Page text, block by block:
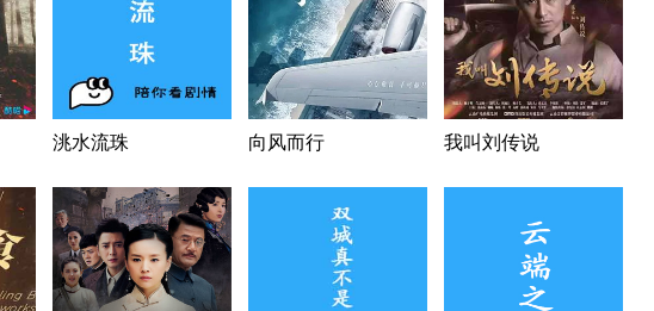
洮水流珠 向风而行 我叫刘传说